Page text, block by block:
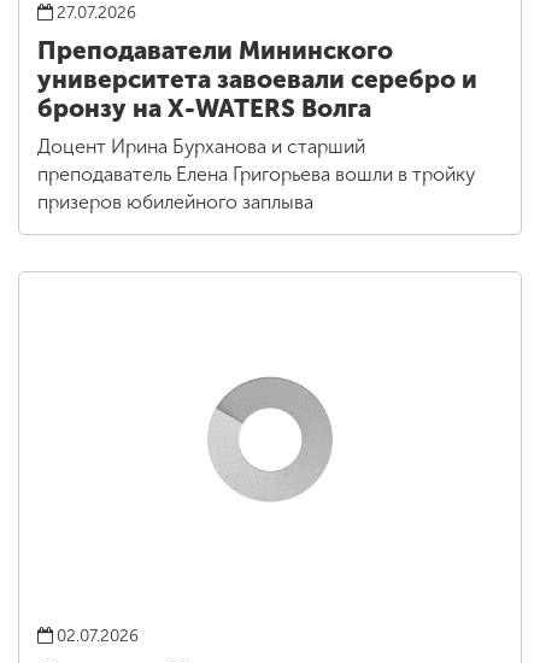
27.07.2026
Преподаватели Мининского
университета завоевали серебро и
бронзу на X-WATERS Волга
Доцент Ирина Бурханова и старший
преподаватель Елена Григорьева вошли в тройку
призеров юбилейного заплыва
02.07.2026